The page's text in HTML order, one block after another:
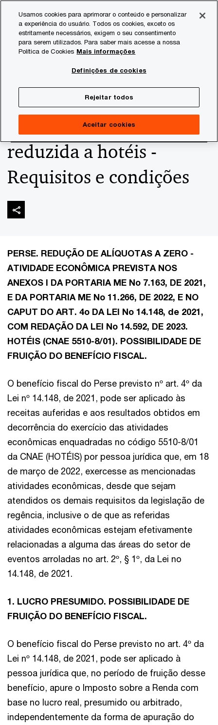
content
footer
Consultoria Tributária
Solução de Consulta
COSIT - PERSE -
Aplicação de alíquota
reduzida a hotéis -
Requisitos e condições
PERSE. REDUÇÃO DE ALÍQUOTAS A ZERO -
ATIVIDADE ECONÔMICA PREVISTA NOS
ANEXOS I DA PORTARIA ME No 7.163, DE 2021,
E DA PORTARIA ME No 11.266, DE 2022, E NO
CAPUT DO ART. 4o DA LEI No 14.148, de 2021,
COM REDAÇÃO DA LEI No 14.592, DE 2023.
HOTÉIS (CNAE 5510-8/01). POSSIBILIDADE DE
FRUIÇÃO DO BENEFÍCIO FISCAL.
O benefício fiscal do Perse previsto nº art. 4º da
Lei nº 14.148, de 2021, pode ser aplicado às
receitas auferidas e aos resultados obtidos em
decorrência do exercício das atividades
econômicas enquadradas no código 5510-8/01
da CNAE (HOTÉIS) por pessoa jurídica que, em 18
de março de 2022, exercesse as mencionadas
atividades econômicas, desde que sejam
atendidos os demais requisitos da legislação de
regência, inclusive o de que as referidas
atividades econômicas estejam efetivamente
relacionadas a alguma das áreas do setor de
eventos arroladas no art. 2º, § 1º, da Lei no
14.148, de 2021.
1. LUCRO PRESUMIDO. POSSIBILIDADE DE
FRUIÇÃO DO BENEFÍCIO FISCAL.
O benefício fiscal do Perse previsto no art. 4º da
Lei nº 14.148, de 2021, pode ser aplicado à
pessoa jurídica que, no período de fruição desse
benefício, apure o Imposto sobre a Renda com
base no lucro real, presumido ou arbitrado,
independentemente da forma de apuração do
Usamos cookies para aprimorar o conteúdo e personalizar
a experiência do usuário. Todos os cookies, exceto os
estritamente necessários, exigem o seu consentimento
para serem utilizados. Para saber mais acesse a nossa
Política de Cookies Mais informações
Definições de cookies
Rejeitar todos
Aceitar cookies